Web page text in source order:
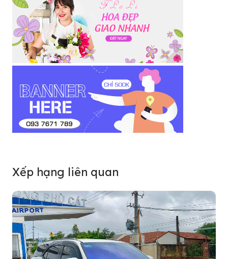
Xếp hạng liên quan